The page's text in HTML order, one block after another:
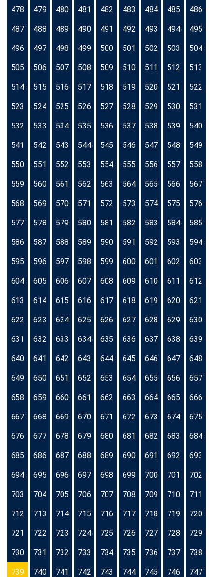
478 479 480 481 482 483 484 485 486
487 488 489 490 491 492 493 494 495
496 497 498 499 500 501 502 503 504
505 506 507 508 509 510 511 512 513
514 515 516 517 518 519 520 521 522
523 524 525 526 527 528 529 530 531
532 533 534 535 536 537 538 539 540
541 542 543 544 545 546 547 548 549
550 551 552 553 554 555 556 557 558
559 560 561 562 563 564 565 566 567
568 569 570 571 572 573 574 575 576
577 578 579 580 581 582 583 584 585
586 587 588 589 590 591 592 593 594
595 596 597 598 599 600 601 602 603
604 605 606 607 608 609 610 611 612
613 614 615 616 617 618 619 620 621
622 623 624 625 626 627 628 629 630
631 632 633 634 635 636 637 638 639
640 641 642 643 644 645 646 647 648
649 650 651 652 653 654 655 656 657
658 659 660 661 662 663 664 665 666
667 668 669 670 671 672 673 674 675
676 677 678 679 680 681 682 683 684
685 686 687 688 689 690 691 692 693
694 695 696 697 698 699 700 701 702
703 704 705 706 707 708 709 710 711
712 713 714 715 716 717 718 719 720
721 722 723 724 725 726 727 728 729
730 731 732 733 734 735 736 737 738
739 740 741 742 743 744 745 746 747